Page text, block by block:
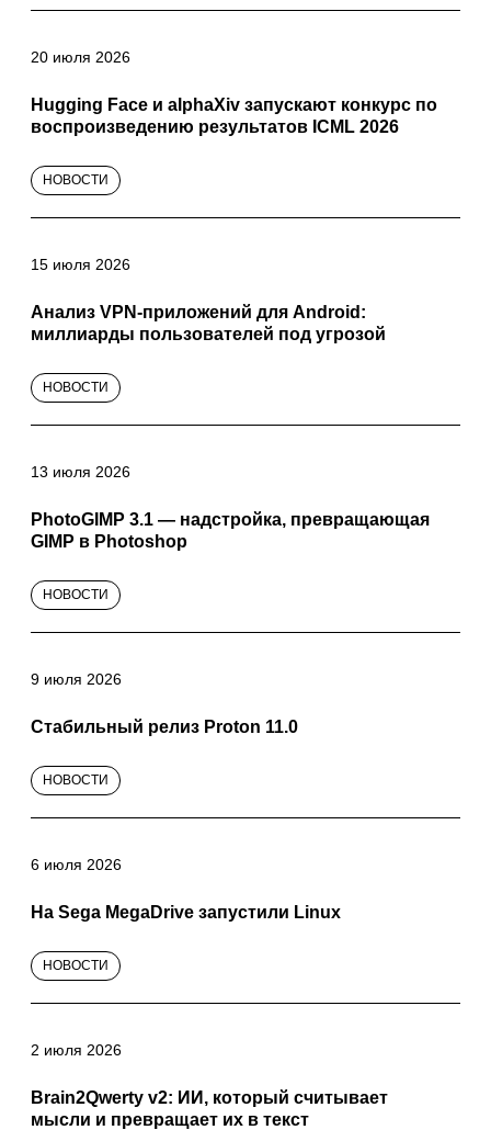
20 июля 2026
Hugging Face и alphaXiv запускают конкурс по
воспроизведению результатов ICML 2026
НОВОСТИ
15 июля 2026
Анализ VPN-приложений для Android:
миллиарды пользователей под угрозой
НОВОСТИ
13 июля 2026
PhotoGIMP 3.1 — надстройка, превращающая
GIMP в Photoshop
НОВОСТИ
9 июля 2026
Cтабильный релиз Proton 11.0
НОВОСТИ
6 июля 2026
На Sega MegaDrive запустили Linux
НОВОСТИ
2 июля 2026
Brain2Qwerty v2: ИИ, который считывает
мысли и превращает их в текст